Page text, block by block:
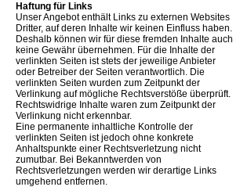
Haftung für Links
​Unser Angebot enthält Links zu externen Websites
Dritter, auf deren Inhalte wir keinen Einfluss haben.
Deshalb können wir für diese fremden Inhalte auch
keine Gewähr übernehmen. Für die Inhalte der
verlinkten Seiten ist stets der jeweilige Anbieter
oder Betreiber der Seiten verantwortlich. Die
verlinkten Seiten wurden zum Zeitpunkt der
Verlinkung auf mögliche Rechtsverstöße überprüft.
Rechtswidrige Inhalte waren zum Zeitpunkt der
Verlinkung nicht erkennbar.
​Eine permanente inhaltliche Kontrolle der
verlinkten Seiten ist jedoch ohne konkrete
Anhaltspunkte einer Rechtsverletzung nicht
zumutbar. Bei Bekanntwerden von
Rechtsverletzungen werden wir derartige Links
umgehend entfernen.